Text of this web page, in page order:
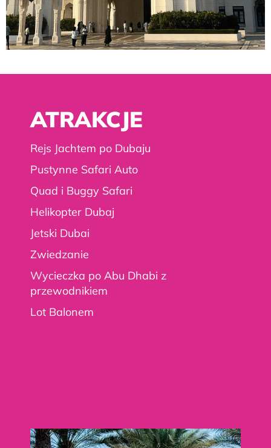
ATRAKCJE
Rejs Jachtem po Dubaju
Pustynne Safari Auto
Quad i Buggy Safari
Helikopter Dubaj
Jetski Dubai
Zwiedzanie
Wycieczka po Abu Dhabi z
przewodnikiem
Lot Balonem
ZWIEDZANIE
Zobacz dostępne warianty i
szczegóły oferty już teraz !
ZOBACZ WARIANTY